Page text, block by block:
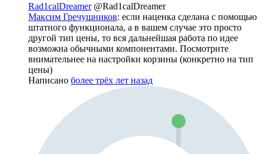
Rad1calDreamer @Rad1calDreamer
Максим Гречушников: если наценка сделана с помощью
штатного функционала, а в вашем случае это просто
другой тип цены, то вся дальнейшая работа по идее
возможна обычными компонентами. Посмотрите
внимательнее на настройки корзины (конкретно на тип
цены)
Написано более трёх лет назад